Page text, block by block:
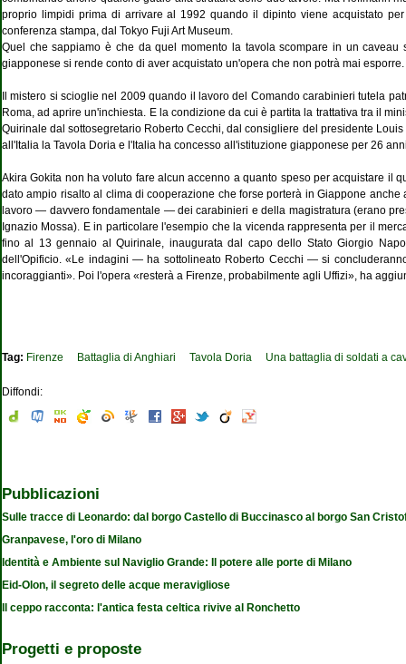
proprio limpidi prima di arrivare al 1992 quando il dipinto viene acquistato
conferenza stampa, dal To­kyo Fuji Art Museum.
Quel che sappiamo è che da quel mo­mento la tavola scompare in un
giapponese si rende conto di aver acquistato un'opera che non po­trà mai esporre.
Il mistero si scioglie nel 2009 quando il lavoro del Comando carabinieri tutela
Roma, ad aprire un'in­chiesta. E la condizione da cui è partita la trattativa tra il
Qui­rinale dal sottosegretario Roberto Cec­chi, dal consigliere del presidente
all'Italia la Tavola Doria e l'Italia ha concesso all'istituzione giappo­nese per 26
Akira Gokita non ha voluto fare alcun accenno a quanto speso per acquistare il
dato ampio risalto al clima di cooperazione che forse porterà in Giappone
lavo­ro — davvero fondamentale — dei cara­binieri e della magistratura (erano
Ignazio Mossa). E in particolare l'esempio che la vicenda rappre­senta per il
fino al 13 gennaio al Quirinale, inaugurata dal capo dello Stato Giorgio
dell'Opificio. «Le indagini — ha sottolineato Roberto Cecchi — si
incoraggianti». Poi l'opera «resterà a Firenze, probabilmen­te agli Uffizi», ha
Tag: Firenze Battaglia di Anghiari Tavola Doria Una battaglia di soldati a
Diffondi:
Pubblicazioni
Sulle tracce di Leonardo: dal borgo Castello di Buccinasco al borgo San
Granpavese, l'oro di Milano
Identità e Ambiente sul Naviglio Grande: Il potere alle porte di Milano
Eid-Olon, il segreto delle acque meravigliose
Il ceppo racconta: l'antica festa celtica rivive al Ronchetto
Progetti e proposte